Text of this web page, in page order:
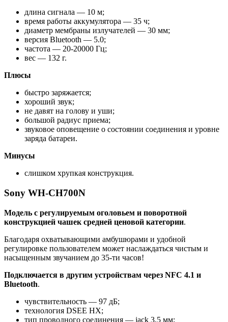
длина сигнала — 10 м;
время работы аккумулятора — 35 ч;
диаметр мембраны излучателей — 30 мм;
версия Bluetooth — 5.0;
частота — 20-20000 Гц;
вес — 132 г.
Плюсы
быстро заряжается;
хороший звук;
не давят на голову и уши;
большой радиус приема;
звуковое оповещение о состоянии соединения и уровне
заряда батареи.
Минусы
слишком хрупкая конструкция.
Sony WH-CH700N
Модель с регулируемым оголовьем и поворотной
конструкцией чашек средней ценовой категории.
Благодаря охватывающими амбушюрами и удобной
регулировке пользователем может наслаждаться чистым и
насыщенным звучанием до 35-ти часов!
Подключается в другим устройствам через NFC 4.1 и
Bluetooth.
чувствительность — 97 дБ;
технология DSEE HX;
тип проводного соединения — jack 3.5 мм;